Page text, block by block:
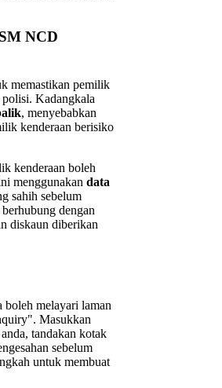
NCD
memastikan pemilik
polisi. Kadangkala
, menyebabkan
kenderaan berisiko
kenderaan boleh
menggunakan data
sahih sebelum
dengan
diskaun diberikan
melayari laman
Masukkan
tandakan kotak
sebelum
untuk membuat